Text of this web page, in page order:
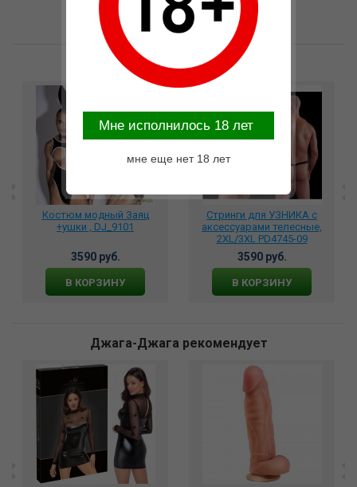
Возможные варианты замены
Костюм модный Заяц
+ушки , DJ_9101
3590 руб.
В КОРЗИНУ
Стринги для УЗНИКА с
аксессуарами телесные,
2XL/3XL PD4745-09
3590 руб.
В КОРЗИНУ
Джага-Джага рекомендует
Mне исполнилось 18 лет
мне еще нет 18 лет